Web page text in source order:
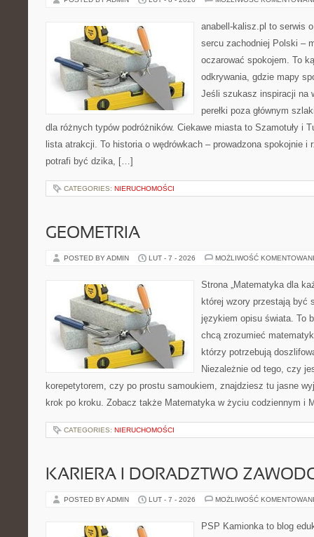
anabell-kalisz.pl to serwis
sercu zachodniej Polski –
oczarować spokojem. To
odkrywania, gdzie mapy
Jeśli szukasz inspiracji na
perełki poza głównym
dla różnych typów podróżników. Ciekawe miasta to Szamotuły i
lista atrakcji. To historia o wędrówkach – prowadzona spokojnie i
potrafi być dzika, […]
CATEGORIES: NIERUCHOMOŚCI
GEOMETRIA
POSTED BY ADMIN LUT - 7 - 2026 MOŻLIWOŚĆ
Strona „Matematyka dla
której wzory przestają być
językiem opisu świata. To
chcą zrozumieć
którzy potrzebują
Niezależnie od tego, czy
korepetytorem, czy po prostu samoukiem, znajdziesz tu jasne
krok po kroku. Zobacz także Matematyka w życiu codziennym i
CATEGORIES: NIERUCHOMOŚCI
KARIERA I DORADZTWO
POSTED BY ADMIN LUT - 7 - 2026 MOŻLIWOŚĆ
PSP Kamionka to blog